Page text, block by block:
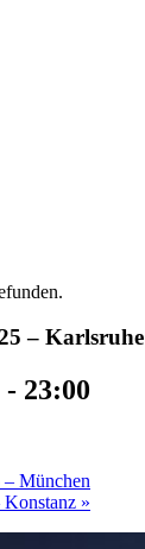
– Karlsruhe
- 23:00
München
»